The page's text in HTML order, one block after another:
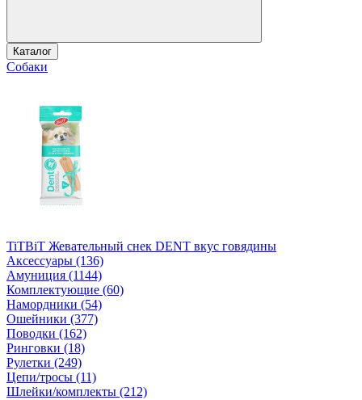
Каталог
Собаки
TiTBiT Жевательный снек DENT вкус говядины
Аксессуары (136)
Амуниция (1144)
Комплектующие (60)
Намордники (54)
Ошейники (377)
Поводки (162)
Ринговки (18)
Рулетки (249)
Цепи/тросы (11)
Шлейки/комплекты (212)